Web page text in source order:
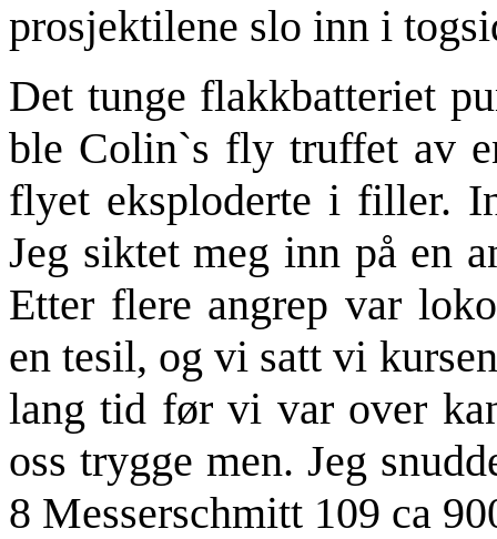
prosjektilene slo inn i
Det tunge flakkbatteriet
ble Colin`s fly truffet av
flyet eksploderte i filler.
Jeg siktet meg inn på en
Etter flere angrep var
en tesil, og vi satt vi
lang tid før vi var over
oss trygge men. Jeg
8 Messerschmitt 109 ca